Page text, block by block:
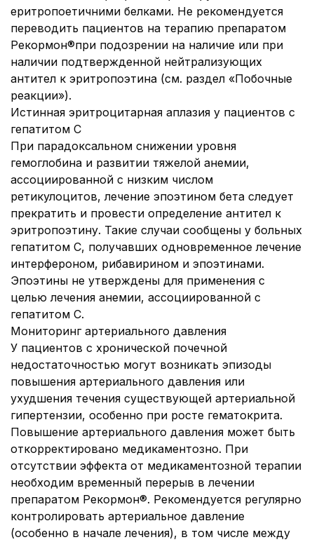
еритропоетичними белками. Не рекомендуется
переводить пациентов на терапию препаратом
Рекормон®при подозрении на наличие или при
наличии подтвержденной нейтрализующих
антител к эритропоэтина (см. раздел «Побочные
реакции»).
Истинная эритроцитарная аплазия у пациентов с
гепатитом С
При парадоксальном снижении уровня
гемоглобина и развитии тяжелой анемии,
ассоциированной с низким числом
ретикулоцитов, лечение эпоэтином бета следует
прекратить и провести определение антител к
эритропоэтину. Такие случаи сообщены у больных
гепатитом С, получавших одновременное лечение
интерфероном, рибавирином и эпоэтинами.
Эпоэтины не утверждены для применения с
целью лечения анемии, ассоциированной с
гепатитом С.
Мониторинг артериального давления
У пациентов с хронической почечной
недостаточностью могут возникать эпизоды
повышения артериального давления или
ухудшения течения существующей артериальной
гипертензии, особенно при росте гематокрита.
Повышение артериального давления может быть
откорректировано медикаментозно. При
отсутствии эффекта от медикаментозной терапии
необходим временный перерыв в лечении
препаратом Рекормон®. Рекомендуется регулярно
контролировать артериальное давление
(особенно в начале лечения), в том числе между